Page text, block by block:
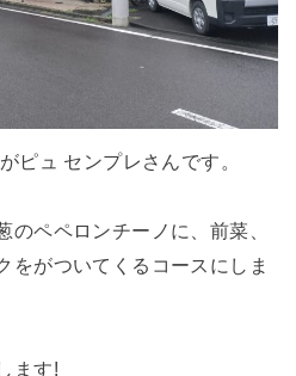
ピュ センプレさんです。
のペペロンチーノに、前菜、
をがついてくるコースにしま
ます!